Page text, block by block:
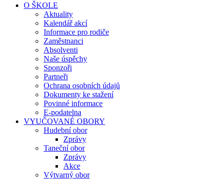
O ŠKOLE
Aktuality
Kalendář akcí
Informace pro rodiče
Zaměstnanci
Absolventi
Naše úspěchy
Sponzoři
Partneři
Ochrana osobních údajů
Dokumenty ke stažení
Povinné informace
E-podatelna
VYUČOVANÉ OBORY
Hudební obor
Zprávy
Taneční obor
Zprávy
Akce
Výtvarný obor